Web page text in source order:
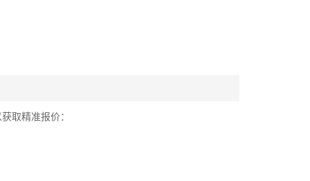
取精准报价：